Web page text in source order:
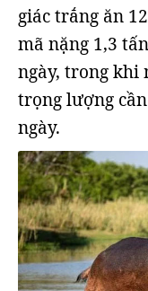
giác trắng ăn
mã nặng 1,3
ngày, trong khi
trọng lượng
ngày.